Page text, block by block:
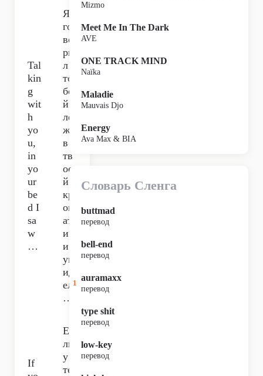
Tal
kin
g
wit
h
yo
u,
in
yo
ur
be
d I
sa
w
…
Я
го
во
ри
л с
то
бо
й
лё
жа
в
тв
ое
й
кр
ов
ат
и
и
ув
ид
ел 1
…
If
Ес
ли
у
те
Mizmo
Meet Me In The Dark
AVE
ONE TRACK MIND
Naïka
Maladie
Mauvais Djo
Energy
Ava Max & BIA
Словарь Сленга
buttmad
перевод
bell-end
перевод
auramaxx
перевод
type shit
перевод
low-key
перевод